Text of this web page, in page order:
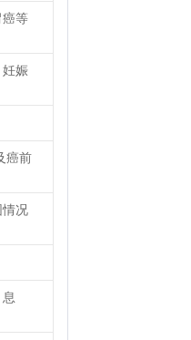
癌等
妊娠
癌前
情况